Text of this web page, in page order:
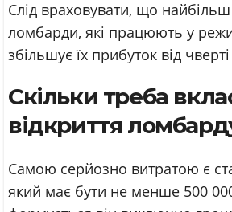
Слід враховувати, що
ломбарди, які працюють у
збільшує їх прибуток від
Скільки треба
відкриття
Самою серйозно витратою є
який має бути не менше 500